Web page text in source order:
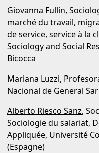
Giovanna Fullin,
marché du travail,
de service, service à la
Sociology and Social
Bicocca
Mariana Luzzi,
Nacional de General
Alberto Riesco Sanz,
Sociologie du salariat,
Appliquée, Université
(Espagne)